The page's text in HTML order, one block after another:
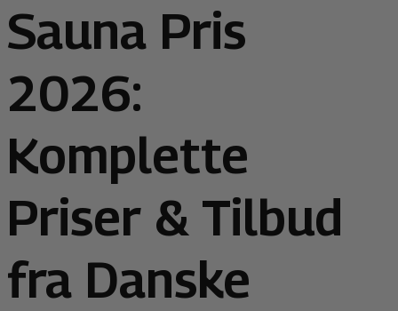
Sauna Pris
2026:
Komplette
Priser & Tilbud
fra Danske